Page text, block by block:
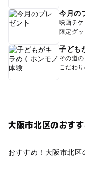
今月の
映画チ
限定グッ
子ども
その道
こだわ
大阪市北区のおす
おすすめ！大阪市北区